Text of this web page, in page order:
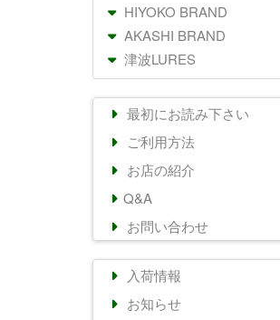
HIYOKO BRAND
AKASHI BRAND
津波LURES
最初にお読み下さい
ご利用方法
お店の紹介
Q&A
お問い合わせ
入荷情報
お知らせ